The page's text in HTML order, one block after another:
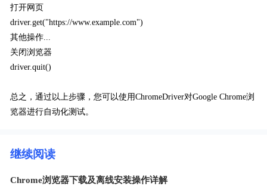
打开网页
driver.get("https://www.example.com")
其他操作...
关闭浏览器
driver.quit()
总之，通过以上步骤，您可以使用ChromeDriver对Google Chrome浏
览器进行自动化测试。
继续阅读
Chrome浏览器下载及离线安装操作详解